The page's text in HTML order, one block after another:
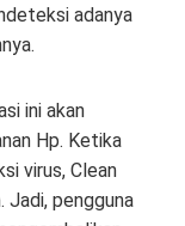
adanya
ini akan
Hp. Ketika
virus, Clean
Jadi, pengguna